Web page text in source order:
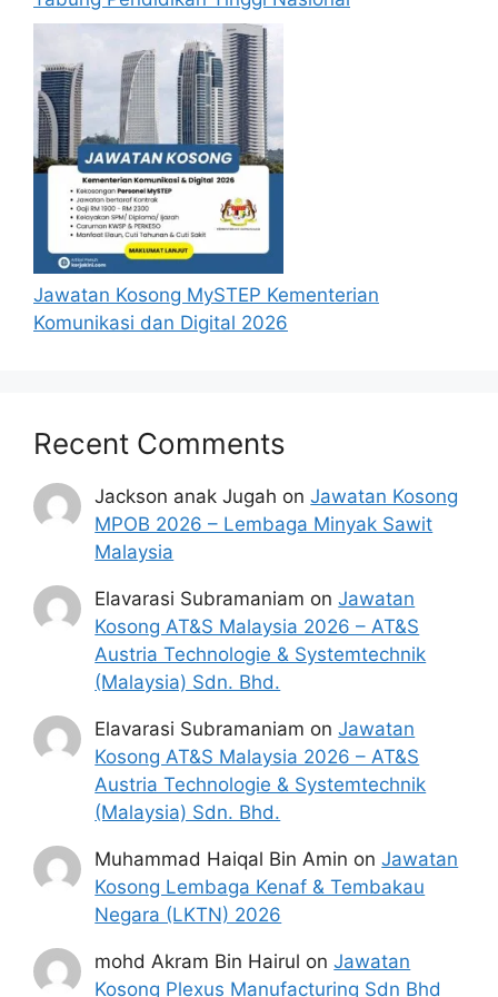
Calon perlu memenuhi syarat asas berikut
untuk memohon jawatan kosong lembaga getah
malaysia, iaitu:
Warganegara Malaysia
Berusia tidak kurang daripada 18 tahun
dan tidak melebihi 56 tahun pada tarikh
tutup permohonan jawatan.
Melepasi syarat-syarat pelantikan yang
telah ditetapkan bagi setiap jawatan
kosong Lembaga Getah Malaysia yang
hendak dipohon. Sila baca pada lampiran
hendaklah melalui portal rasmi di
https://www.lgm.gov.my/webv2/home
atau pautan
dibawah. Untuk Memohon, Calon perlu
scan code QRyang telah disediakan di
setiap jawatan kosong tersebut.
Pemohon yang telah mendaftar dan
memohon jawatan yang disenaraikan
tidak perlu lagi memohon semula
sekiranya tempoh permohonan masih
sah.
pastikan anda login/register dan mengisi
segala maklumat yang diminta dengan
lengkap dan tepat.
layak sahaja akan dipanggil ke
Jawatan Kosong MySTEP Kementerian
Komunikasi dan Digital 2026
Recent Comments
Jackson anak Jugah onJawatan Kosong
MPOB 2026 – Lembaga Minyak Sawit
Malaysia
Elavarasi Subramaniam onJawatan
Kosong AT&S Malaysia 2026 – AT&S
Austria Technologie & Systemtechnik
(Malaysia) Sdn. Bhd.
Elavarasi Subramaniam onJawatan
Kosong AT&S Malaysia 2026 – AT&S
Austria Technologie & Systemtechnik
(Malaysia) Sdn. Bhd.
Muhammad Haiqal Bin Amin onJawatan
Kosong Lembaga Kenaf & Tembakau
Negara (LKTN) 2026
mohd Akram Bin Hairul onJawatan
Kosong Plexus Manufacturing Sdn Bhd